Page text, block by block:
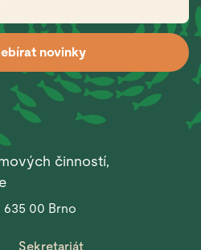
novinky
činností,
635 00 Brno
Sekretariát